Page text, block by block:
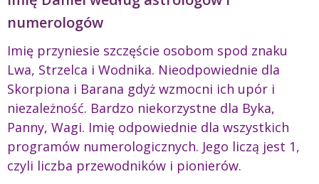
numerologów
Imię przyniesie szczęście osobom spod znaku
Lwa, Strzelca i Wodnika. Nieodpowiednie dla
Skorpiona i Barana gdyż wzmocni ich upór i
niezależność. Bardzo niekorzystne dla Byka,
Panny, Wagi. Imię odpowiednie dla wszystkich
programów numerologicznych. Jego liczą jest 1,
czyli liczba przewodników i pionierów.